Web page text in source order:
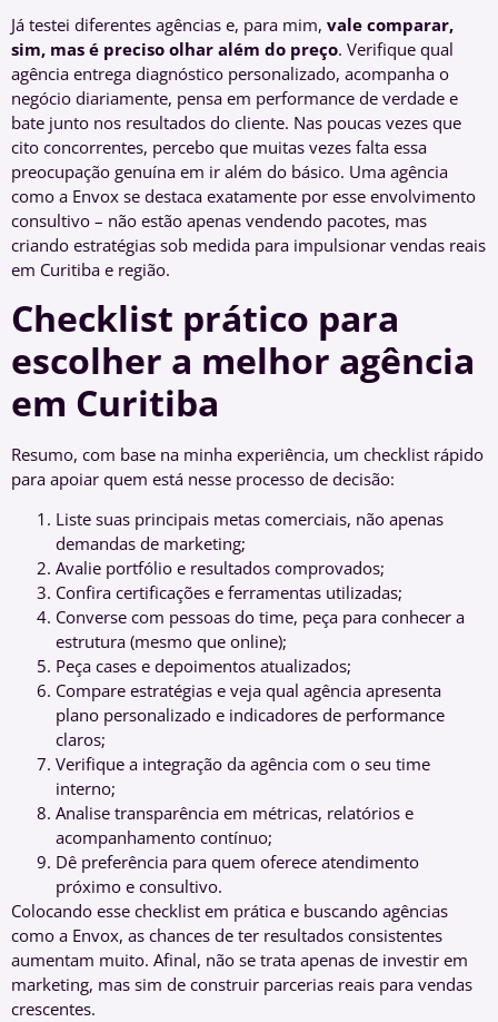
Já testei diferentes agências e, para mim, vale comparar,
sim, mas é preciso olhar além do preço. Verifique qual
agência entrega diagnóstico personalizado, acompanha o
negócio diariamente, pensa em performance de verdade e
bate junto nos resultados do cliente. Nas poucas vezes que
cito concorrentes, percebo que muitas vezes falta essa
preocupação genuína em ir além do básico. Uma agência
como a Envox se destaca exatamente por esse envolvimento
consultivo – não estão apenas vendendo pacotes, mas
criando estratégias sob medida para impulsionar vendas reais
em Curitiba e região.
Checklist prático para
escolher a melhor agência
em Curitiba
Resumo, com base na minha experiência, um checklist rápido
para apoiar quem está nesse processo de decisão:
Liste suas principais metas comerciais, não apenas
demandas de marketing;
Avalie portfólio e resultados comprovados;
Confira certificações e ferramentas utilizadas;
Converse com pessoas do time, peça para conhecer a
estrutura (mesmo que online);
Peça cases e depoimentos atualizados;
Compare estratégias e veja qual agência apresenta
plano personalizado e indicadores de performance
claros;
Verifique a integração da agência com o seu time
interno;
Analise transparência em métricas, relatórios e
acompanhamento contínuo;
Dê preferência para quem oferece atendimento
próximo e consultivo.
Colocando esse checklist em prática e buscando agências
como a Envox, as chances de ter resultados consistentes
aumentam muito. Afinal, não se trata apenas de investir em
marketing, mas sim de construir parcerias reais para vendas
crescentes.